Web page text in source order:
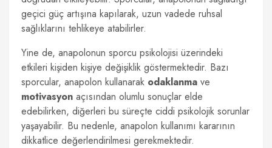
geçici güç artışına kapılarak, uzun vadede ruhsal
sağlıklarını tehlikeye atabilirler.
Yine de, anapolonun sporcu psikolojisi üzerindeki
etkileri kişiden kişiye değişiklik göstermektedir. Bazı
sporcular, anapolon kullanarak odaklanma ve
motivasyon açısından olumlu sonuçlar elde
edebilirken, diğerleri bu süreçte ciddi psikolojik sorunlar
yaşayabilir. Bu nedenle, anapolon kullanımı kararının
dikkatlice değerlendirilmesi gerekmektedir.